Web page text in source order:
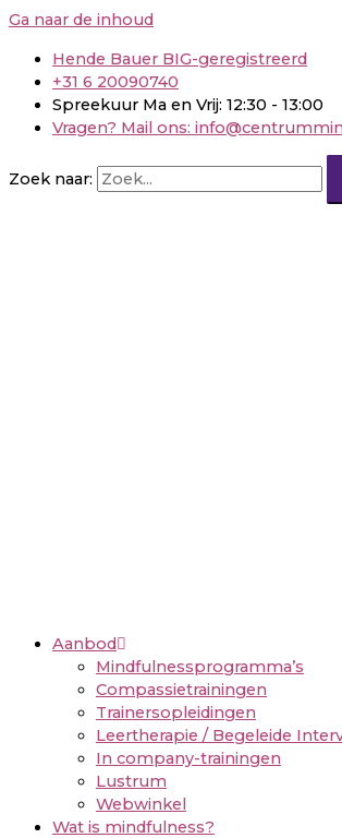
Ga naar de inhoud
Hende Bauer BIG-geregistreerd
+31 6 20090740
Spreekuur Ma en Vrij: 12:30 - 13:00
Vragen? Mail ons:
Zoek naar:
Aanbod
Mindfulnessprogramma’s
Compassietrainingen
Trainersopleidingen
Leertherapie / Begeleide
In company-trainingen
Lustrum
Webwinkel
Wat is mindfulness?